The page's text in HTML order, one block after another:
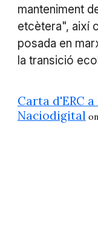
manteniment
etcètera", així
posada en
la transició
Carta d'ERC
Naciodigital